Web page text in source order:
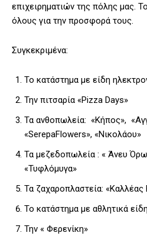
επιχειρηματιών της πόλης μας.
όλους για την προσφορά τους.
Συγκεκριμένα:
Το κατάστημα με είδη
Την πιτσαρία «Pizza Days»
Τα ανθοπωλεία: «Κήπος»,
«SerepaFlowers», «Νικολάου»
Τα μεζεδοπωλεία : « Άνευ
«Τυφλόμυγα»
Τα ζαχαροπλαστεία:
Το κατάστημα με αθλητικά
Την « Φερενίκη»